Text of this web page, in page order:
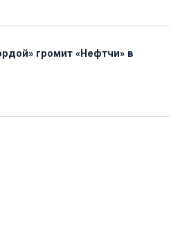
громит «Нефтчи» в